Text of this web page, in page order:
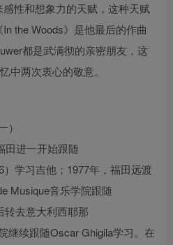
性和想象力的天赋，这种天赋
the Woods》是他最后的作曲
都是武满彻的亲密朋友，这
中两次衷心的敬意。
）
田进一开始跟随
）学习吉他；1977年，福田远渡
Musique音乐学院跟随
转去意大利西耶那
继续跟随Oscar Ghigila学习。在